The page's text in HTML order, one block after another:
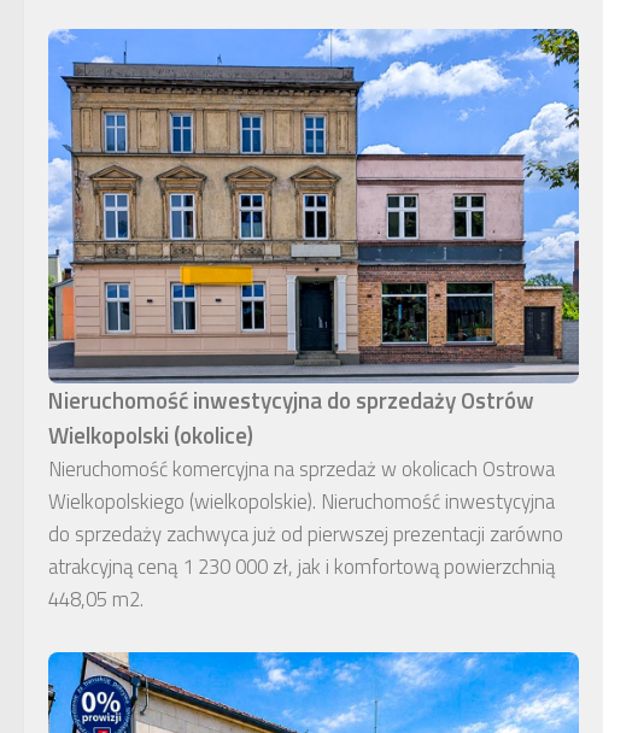
Nieruchomość inwestycyjna do sprzedaży Ostrów
Wielkopolski (okolice)
Nieruchomość komercyjna na sprzedaż w okolicach Ostrowa
Wielkopolskiego (wielkopolskie). Nieruchomość inwestycyjna
do sprzedaży zachwyca już od pierwszej prezentacji zarówno
atrakcyjną ceną 1 230 000 zł, jak i komfortową powierzchnią
448,05 m2.